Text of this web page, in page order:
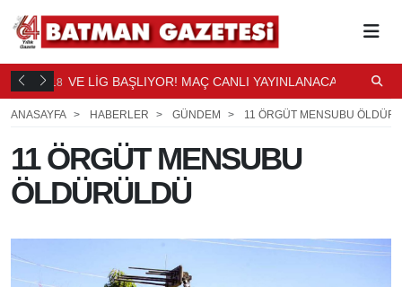
18 VE LİG BAŞLIYOR! MAÇ CANLI YAYINLANACAK
18
ANASAYFA
HABERLER GÜNDEM 11 ÖRGÜT MENSUBU
11 ÖRGÜT MENSUBU
ÖLDÜRÜLDÜ